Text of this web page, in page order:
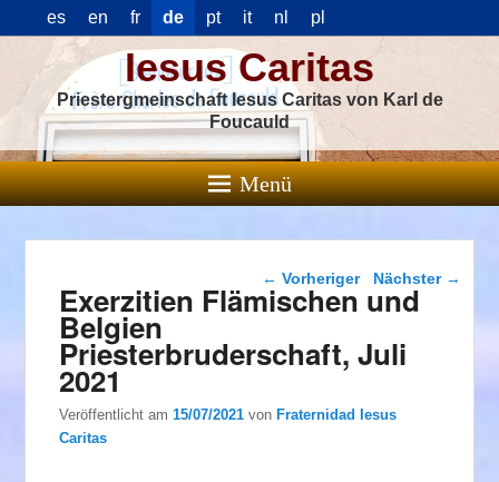
es en fr de pt it nl pl
Iesus Caritas
Priestergmeinschaft Iesus Caritas von Karl de
Foucauld
Menü
Beitragsnavigation
← Vorheriger Nächster →
Exerzitien Flämischen und
Belgien
Priesterbruderschaft, Juli
2021
Veröffentlicht am15/07/2021 vonFraternidad Iesus
Caritas